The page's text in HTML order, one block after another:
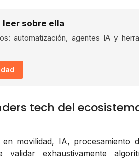
leer sobre ella
automatización, agentes IA y
tech del
movilidad, IA, procesamiento
exhaustivamente